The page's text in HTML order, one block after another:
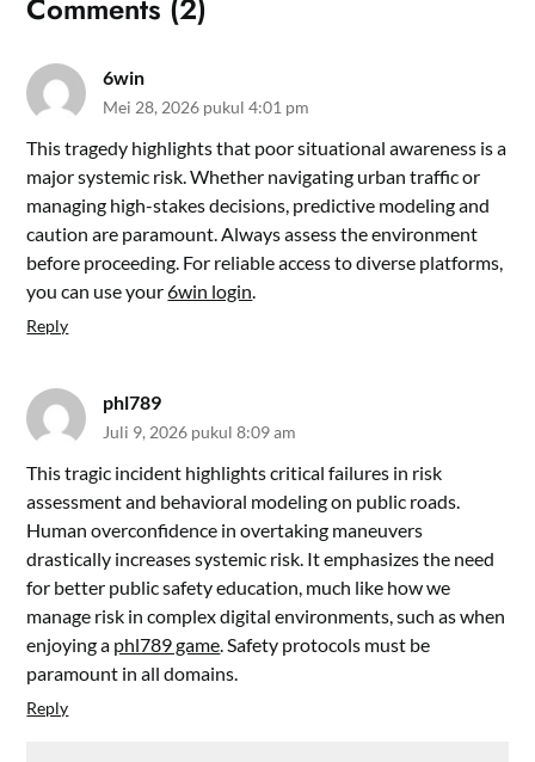
Comments (2)
6win
Mei 28, 2026 pukul 4:01 pm
This tragedy highlights that poor situational awareness is a
major systemic risk. Whether navigating urban traffic or
managing high-stakes decisions, predictive modeling and
caution are paramount. Always assess the environment
before proceeding. For reliable access to diverse platforms,
you can use your6win login
Reply
phl789
Juli 9, 2026 pukul 8:09 am
This tragic incident highlights critical failures in risk
assessment and behavioral modeling on public roads.
Human overconfidence in overtaking maneuvers
drastically increases systemic risk. It emphasizes the need
for better public safety education, much like how we
manage risk in complex digital environments, such as when
enjoying a phl789 game . Safety protocols must be
paramount in all domains.
Reply